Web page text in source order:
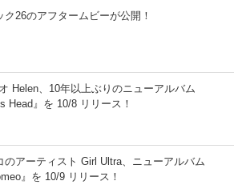
ク26のアフタームビーが公開！
Helen、10年以上ぶりのニューアルバム
Head』を 10/8 リリース！
のアーティスト Girl Ultra、ニューアルバム
』を 10/9 リリース！